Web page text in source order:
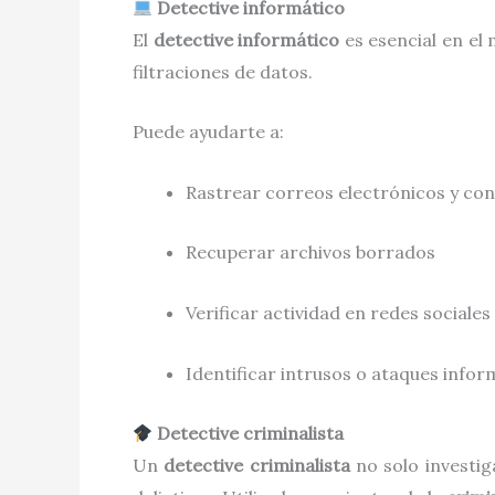
Detective informático
El detective informático es esencial en el
filtraciones de datos.
Puede ayudarte a:
Rastrear correos electrónicos y
Recuperar archivos borrados
Verificar actividad en redes sociales
Identificar intrusos o ataques
Detective criminalista
Un detective criminalistano solo